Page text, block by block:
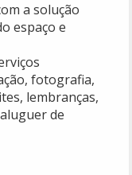
a solução
espaço e
fotografia,
lembranças,
de